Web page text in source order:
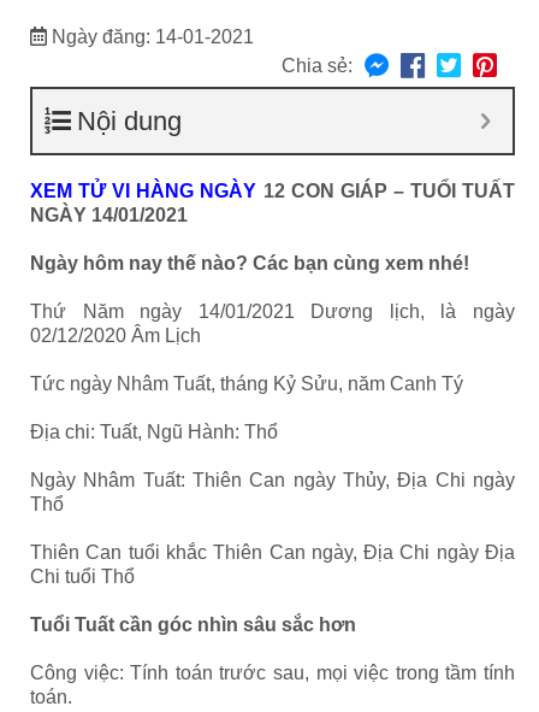
Ngày đăng: 14-01-2021
Chia sẻ:
Nội dung
XEM TỬ VI HÀNG NGÀY 12 CON GIÁP – TUỔI TUẤT
NGÀY 14/01/2021
Ngày hôm nay thế nào? Các bạn cùng xem nhé!
Thứ Năm ngày 14/01/2021 Dương lịch, là ngày
02/12/2020 Âm Lịch
Tức ngày Nhâm Tuất, tháng Kỷ Sửu, năm Canh Tý
Địa chi: Tuất, Ngũ Hành: Thổ
Ngày Nhâm Tuất: Thiên Can ngày Thủy, Địa Chi ngày
Thổ
Thiên Can tuổi khắc Thiên Can ngày, Địa Chi ngày Địa
Chi tuổi Thổ
Tuổi Tuất cần góc nhìn sâu sắc hơn
Công việc: Tính toán trước sau, mọi việc trong tầm tính
toán.